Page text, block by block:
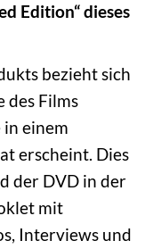
Edition“ dieses
bezieht sich
des Films
in einem
erscheint. Dies
der DVD in der
mit
Interviews und